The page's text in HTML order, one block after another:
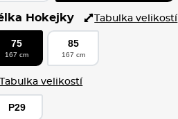
Hokejky Tabulka velikostí
75
167 cm
85
167 cm
Tabulka velikostí
P29